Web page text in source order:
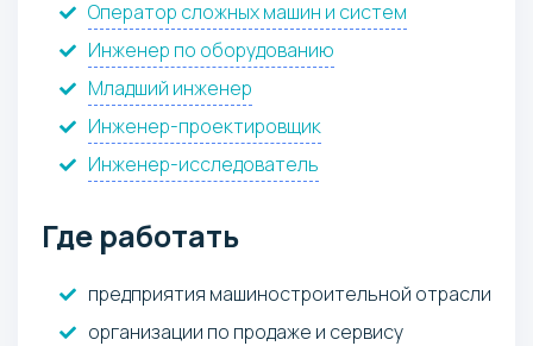
Оператор сложных машин и систем
Инженер по оборудованию
Младший инженер
Инженер-проектировщик
Инженер-исследователь
Где работать
предприятия машиностроительной отрасли
организации по продаже и сервису